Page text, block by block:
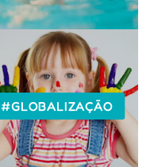
#GLOBALIZAÇÃO